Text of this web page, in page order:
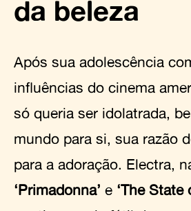
da beleza
Após sua adolescência
influências do cinema
só queria ser idolatrada,
mundo para si, sua razão
para a adoração. Electra,
‘Primadonna’ e ‘The State